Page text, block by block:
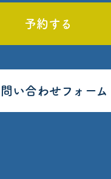
予約する
い合わせフォーム